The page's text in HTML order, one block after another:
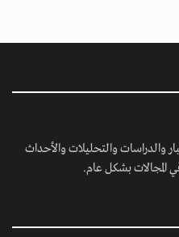
والدراسات والتحليلات والأحداث
المجالات بشكل عام.